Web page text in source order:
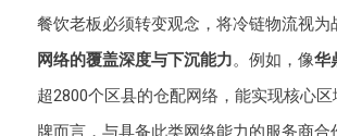
餐饮老板必须转变观念，将冷链物流视
网络的覆盖深度与下沉能力。例如，像华
超2800个区县的仓配网络，能实现核心
牌而言，与具备此类网络能力的服务商